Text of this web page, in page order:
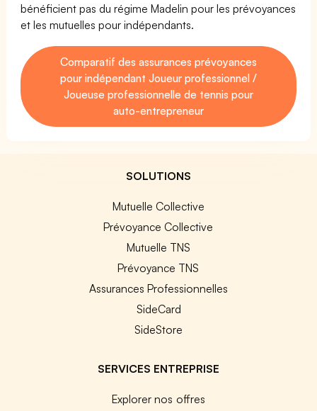
bénéficient pas du régime Madelin pour les prévoyances
et les mutuelles pour indépendants.
Comparatif des assurances prévoyances
pour indépendant Joueur professionnel /
Joueuse professionnelle de tennis pour
auto-entrepreneur
SOLUTIONS
Mutuelle Collective
Prévoyance Collective
Mutuelle TNS
Prévoyance TNS
Assurances Professionnelles
SideCard
SideStore
SERVICES ENTREPRISE
Explorer nos offres